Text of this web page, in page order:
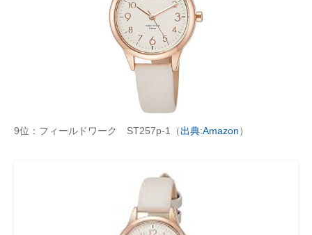
9位：フィールドワーク ST257p-1（出典:Amazon）